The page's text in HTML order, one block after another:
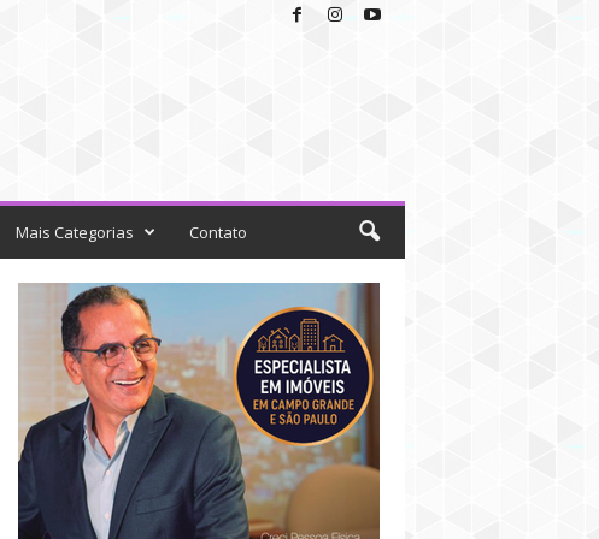
Mais Categorias Contato